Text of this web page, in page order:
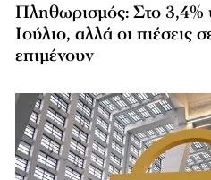
Πληθωρισμός: Στο 3,4%
Ιούλιο, αλλά οι πιέσεις
επιμένουν